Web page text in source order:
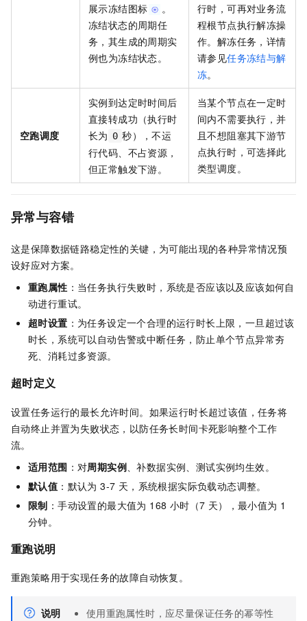
展示冻结图标
。
冻结状态的周期任
务，其生成的周期实
例也为冻结状态。
行时，可再对业务流
程根节点执行解冻操
作。解冻任务，详情
请参见任务冻结与解
冻。
空跑调度
实例到达定时时间后
直接转成功（执行时
长为 0 秒），不运
行代码、不占资源，
但正常触发下游。
当某个节点在一定时
间内不需要执行，并
且不想阻塞其下游节
点执行时，可选择此
类型调度。
异常与容错
这是保障数据链路稳定性的关键，为可能出现的各种异常情况预
设好应对方案。
重跑属性 ：当任务执行失败时，系统是否应该以及应该如何自
动进行重试。
超时设置 ：为任务设定一个合理的运行时长上限，一旦超过该
时长，系统可以自动告警或中断任务，防止单个节点异常夯
死、消耗过多资源。
超时定义
设置任务运行的最长允许时间。如果运行时长超过该值，任务将
自动终止并置为失败状态，以防任务长时间卡死影响整个工作
流。
适用范围 ：对周期实例 、补数据实例、测试实例均生效。
默认值 ：默认为 3-7 天，系统根据实际负载动态调整。
限制 ：手动设置的最大值为 168 小时（7 天），最小值为 1
分钟。
重跑说明
重跑策略用于实现任务的故障自动恢复。
说明
使用重跑属性时，应尽量保证任务的幂等性